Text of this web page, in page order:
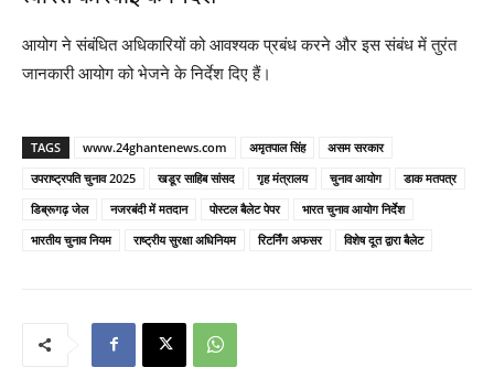
आयोग ने संबंधित अधिकारियों को आवश्यक प्रबंध करने और इस संबंध में तुरंत
जानकारी आयोग को भेजने के निर्देश दिए हैं।
TAGS www.24ghantenews.com अमृतपाल सिंह
असम सरकार
उपराष्ट्रपति चुनाव 2025
खडूर साहिब सांसद गृह मंत्रालय चुनाव आयोग
डाक मतपत्र
डिब्रूगढ़ जेल
नजरबंदी में मतदान पोस्टल बैलेट पेपर
भारत चुनाव आयोग निर्देश
भारतीय चुनाव नियम
राष्ट्रीय सुरक्षा अधिनियम रिटर्निंग अफसर विशेष दूत द्वारा बैलेट